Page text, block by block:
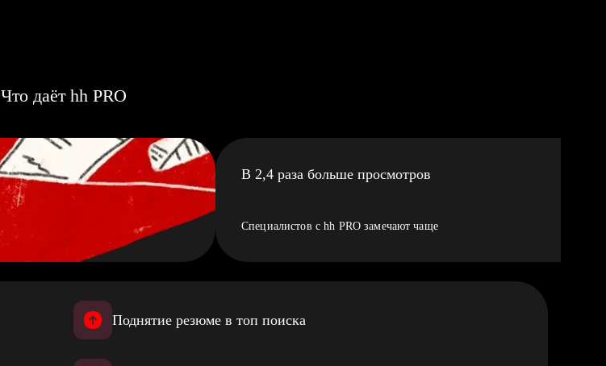
Что даёт hh PRO
В 2,4 раза больше просмотров
Специалистов с hh PRO замечают чаще
Поднятие резюме в топ поиска